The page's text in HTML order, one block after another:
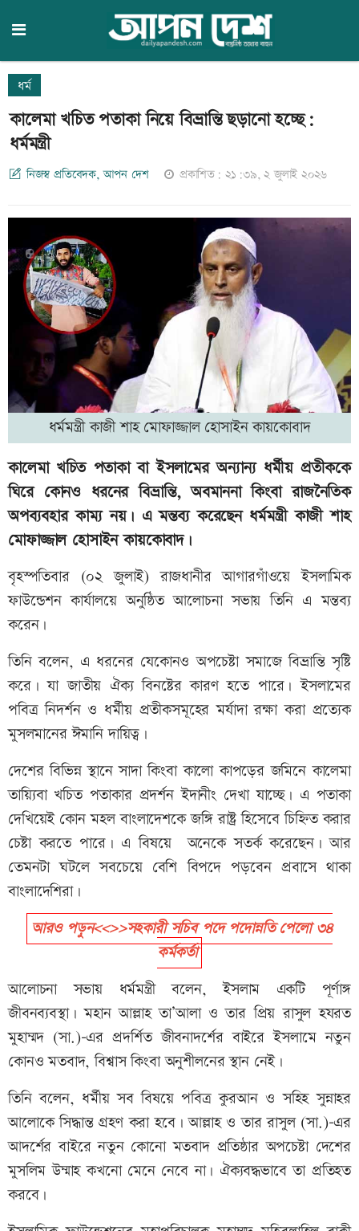
ধর্ম
কালেমা খচিত পতাকা নিয়ে বিভ্রান্তি ছড়ানো হচ্ছে:
ধর্মমন্ত্রী
নিজস্ব প্রতিবেদক, আপন দেশ প্রকাশিত: ২১:৩৯, ২ জুলাই ২০২৬
ধর্মমন্ত্রী কাজী শাহ মোফাজ্জাল হোসাইন কায়কোবাদ
কালেমা খচিত পতাকা বা ইসলামের অন্যান্য ধর্মীয় প্রতীককে
ঘিরে কোনও ধরনের বিভ্রান্তি, অবমাননা কিংবা রাজনৈতিক
অপব্যবহার কাম্য নয়। এ মন্তব্য করেছেন ধর্মমন্ত্রী কাজী শাহ
মোফাজ্জাল হোসাইন কায়কোবাদ।
বৃহস্পতিবার (০২ জুলাই) রাজধানীর আগারগাঁওয়ে ইসলামিক
ফাউন্ডেশন কার্যালয়ে অনুষ্ঠিত আলোচনা সভায় তিনি এ মন্তব্য
করেন।
তিনি বলেন, এ ধরনের যেকোনও অপচেষ্টা সমাজে বিভ্রান্তি সৃষ্টি
করে। যা জাতীয় ঐক্য বিনষ্টের কারণ হতে পারে। ইসলামের
পবিত্র নিদর্শন ও ধর্মীয় প্রতীকসমূহের মর্যাদা রক্ষা করা প্রত্যেক
মুসলমানের ঈমানি দায়িত্ব।
দেশের বিভিন্ন স্থানে সাদা কিংবা কালো কাপড়ের জমিনে কালেমা
তায়্যিবা খচিত পতাকার প্রদর্শন ইদানীং দেখা যাচ্ছে। এ পতাকা
দেখিয়েই কোন মহল বাংলাদেশকে জঙ্গি রাষ্ট্র হিসেবে চিহ্নিত করার
চেষ্টা করতে পারে। এ বিষয়ে অনেকে সতর্ক করেছেন। আর
তেমনটা ঘটলে সবচেয়ে বেশি বিপদে পড়বেন প্রবাসে থাকা
বাংলাদেশিরা।
আরও পড়ুন<<>>সহকারী সচিব পদে পদোন্নতি পেলো ৩৪
কর্মকর্তা
আলোচনা সভায় ধর্মমন্ত্রী বলেন, ইসলাম একটি পূর্ণাঙ্গ
জীবনব্যবস্থা। মহান আল্লাহ তা’আলা ও তার প্রিয় রাসুল হযরত
মুহাম্মদ (সা.)-এর প্রদর্শিত জীবনাদর্শের বাইরে ইসলামে নতুন
কোনও মতবাদ, বিশ্বাস কিংবা অনুশীলনের স্থান নেই।
তিনি বলেন, ধর্মীয় সব বিষয়ে পবিত্র কুরআন ও সহিহ সুন্নাহর
আলোকে সিদ্ধান্ত গ্রহণ করা হবে। আল্লাহ ও তার রাসুল (সা.)-এর
আদর্শের বাইরে নতুন কোনো মতবাদ প্রতিষ্ঠার অপচেষ্টা দেশের
মুসলিম উম্মাহ কখনো মেনে নেবে না। ঐক্যবদ্ধভাবে তা প্রতিহত
করবে।